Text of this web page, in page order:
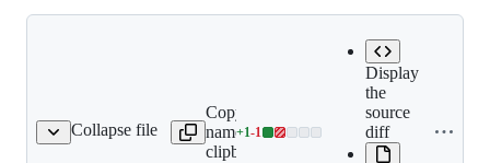
Collapse file
_index.de.md
Copy file
name to
clipboard
Expand all lines:
content/docs/lite/build-
instructions/_index.de.md
+1-1
Lines
Display
the
source
diff